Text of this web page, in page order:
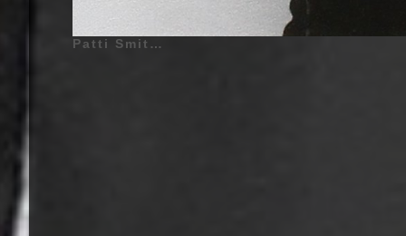
Patti Smith | Horses - 1975 | Patti Smith (Patricia Lee Smith) - 30 Décembre 1946 - Chicago, Illinois, États-Unis d'Amérique - (Chant), Lenny Kaye (Lenny Kusikoff) (Surnom : Lenny Kaye Connection) - 27 Décembre 1946 - Washington Heights, Manhattan, New York City, New York, États-Unis d'Amérique - (Guitare Solo), Ivan Král - 12 Mai 1948 - Prague, Tchécoslovaquie - (Basse Guitare, Guitare, Chœurs sur «My Generation»), Jay Dee Daugherty - 22 Mars 1952 - Santa Barbara, Californie, États-Unis d'Amérique - (Batterie), Richard Sohl (Richard Arthur Sohl) (Surnom : DNV) - 26 Mai 1953 - Queens, New York City, New York, États-Unis d'Amérique - (Piano) | Musiciens Additionnels - (Album : Horses - 1975) Tom Verlaine (Groupe : Television) - (Guitares sur «Break It Up»), Allen Lanier (Groupe : Blue Öyster Cult) - (Guitares sur «Elegie»), John Cale (Basse Guitare sur «My Generation») | Enregistré dans le Studio, Electric Lady, New York, États-Unis d'Amérique - Enregistré : Août - 18 Septembre 1975 - Sortie : 10 Novembre 1975 | Genre : Protopunk, Art Rock, Punk Rock, Garage Rock | Pochette d'Album